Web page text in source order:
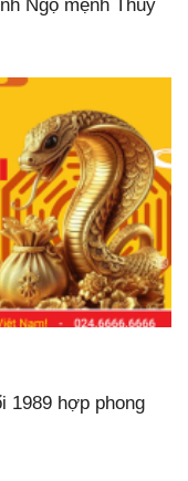
Ngọ mệnh Thủy
1989 hợp phong